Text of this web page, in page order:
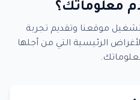
معلوماتك؟
موقعنا وتقديم تجربة
الرئيسية التي من أجلها